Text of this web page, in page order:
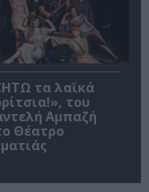
τα λαϊκά
του
Αμπαζή
Θέατρο